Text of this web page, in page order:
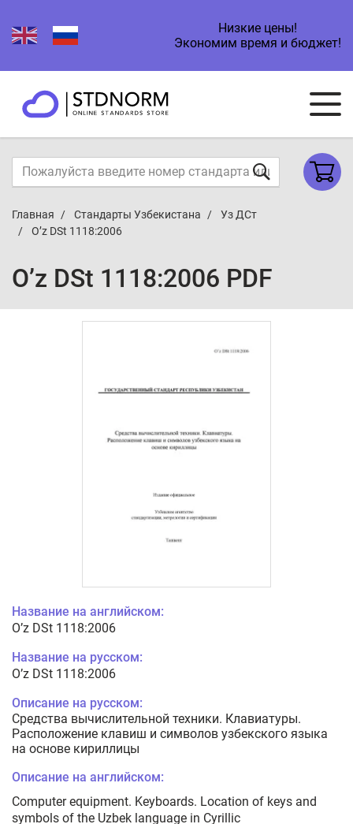
Низкие цены!
Экономим время и бюджет!
Главная Стандарты Узбекистана
Уз ДСт
O’z DSt 1118:2006
O’z DSt 1118:2006 PDF
Название на английском:
O’z DSt 1118:2006
Название на русском:
O’z DSt 1118:2006
Описание на русском:
Средства вычислительной техники. Клавиатуры.
Расположение клавиш и символов узбекского языка
на основе кириллицы
Описание на английском:
Computer equipment. Keyboards. Location of keys and
symbols of the Uzbek language in Cyrillic